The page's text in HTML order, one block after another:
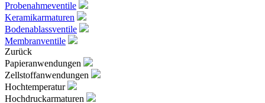
Probenahmeventile
Keramikarmaturen
Bodenablassventile
Membranventile
Zurück
Papieranwendungen
Zellstoffanwendungen
Hochtemperatur
Hochdruckarmaturen